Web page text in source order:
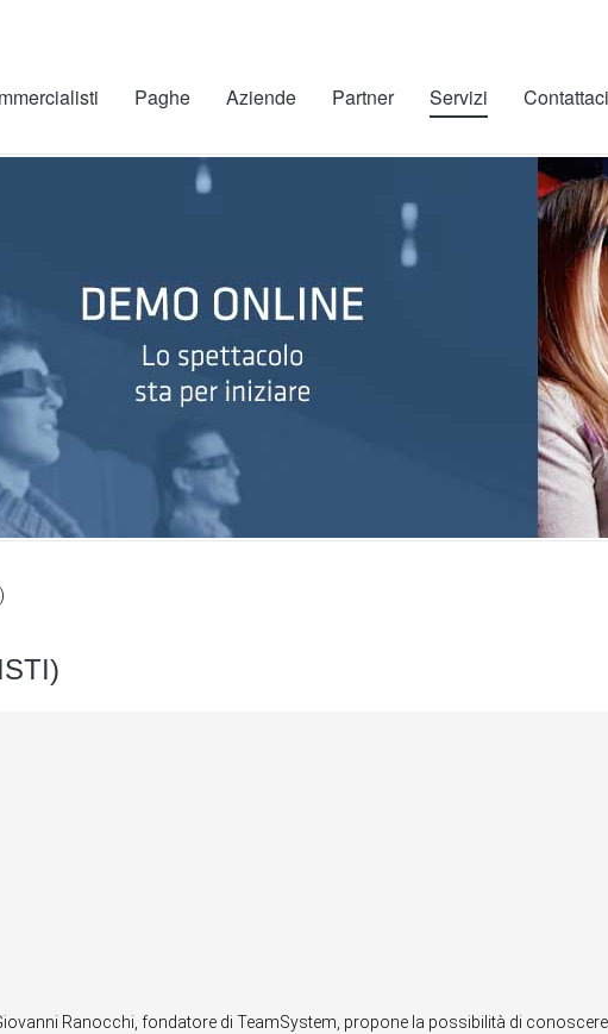
Paghe Aziende Partner Servizi Contattaci
Ranocchi, fondatore di TeamSystem, propone la possibilità di